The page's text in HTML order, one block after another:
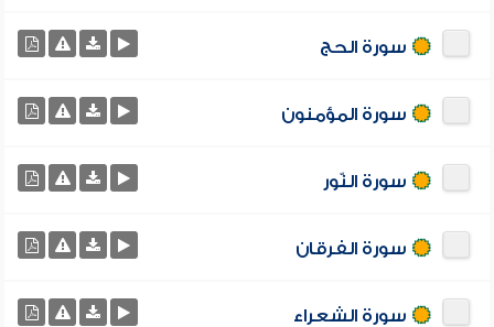
سورة الحج
سورة المؤمنون
سورة النّور
سورة الفرقان
سورة الشعراء